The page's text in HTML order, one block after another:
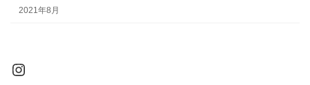
2021年8月
Instagram